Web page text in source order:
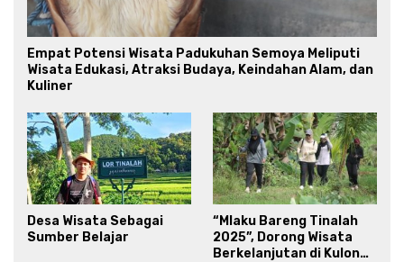
Empat Potensi Wisata Padukuhan Semoya Meliputi
Wisata Edukasi, Atraksi Budaya, Keindahan Alam, dan
Kuliner
Desa Wisata Sebagai
Sumber Belajar
“Mlaku Bareng Tinalah
2025”, Dorong Wisata
Berkelanjutan di Kulon